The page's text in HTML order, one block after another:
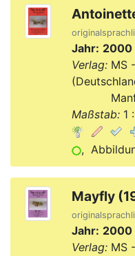
Jahr: 2000
Verlag:MS
Maßstab:1
,
Mayfly
Jahr: 2000
Verlag:MS